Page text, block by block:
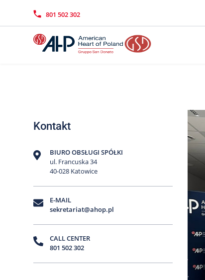
801 502 302
Kontakt
BIURO OBSŁUGI SPÓŁKI
ul. Francuska 34
40-028 Katowice
E-MAIL
sekretariat@ahop.pl
CALL CENTER
801 502 302